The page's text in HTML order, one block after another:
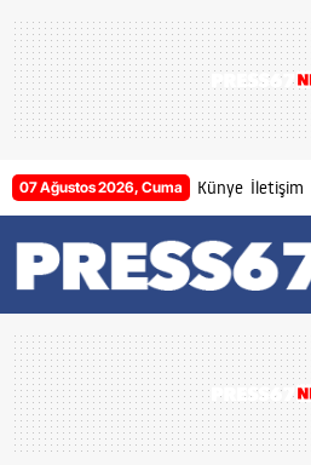
07 Ağustos 2026, Cuma Künye İletişim